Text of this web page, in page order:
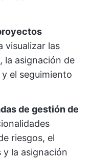
visualizar las
la asignación de
el seguimiento
de gestión de
riesgos, el
y la asignación